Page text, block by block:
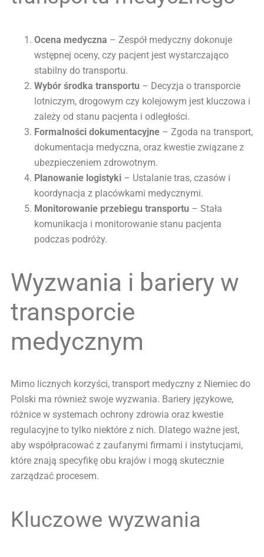
Ocena medyczna – Zespół medyczny dokonuje
wstępnej oceny, czy pacjent jest wystarczająco
stabilny do transportu.
Wybór środka transportu – Decyzja o transporcie
lotniczym, drogowym czy kolejowym jest kluczowa i
zależy od stanu pacjenta i odległości.
Formalności dokumentacyjne – Zgoda na transport,
dokumentacja medyczna, oraz kwestie związane z
ubezpieczeniem zdrowotnym.
Planowanie logistyki – Ustalanie tras, czasów i
koordynacja z placówkami medycznymi.
Monitorowanie przebiegu transportu – Stała
komunikacja i monitorowanie stanu pacjenta
podczas podróży.
Wyzwania i bariery w
transporcie
medycznym
Mimo licznych korzyści, transport medyczny z Niemiec do
Polski ma również swoje wyzwania. Bariery językowe,
różnice w systemach ochrony zdrowia oraz kwestie
regulacyjne to tylko niektóre z nich. Dlatego ważne jest,
aby współpracować z zaufanymi firmami i instytucjami,
które znają specyfikę obu krajów i mogą skutecznie
zarządzać procesem.
Kluczowe wyzwania